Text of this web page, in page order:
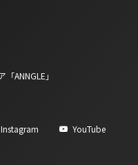
Instagram YouTube